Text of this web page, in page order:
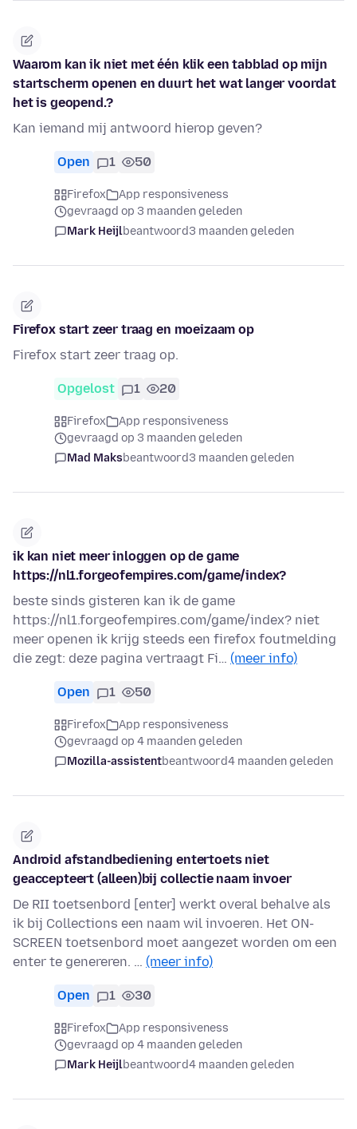
Waarom kan ik niet met één klik een tabblad op mijn
startscherm openen en duurt het wat langer voordat
het is geopend.?
Kan iemand mij antwoord hierop geven?
Open 1 50
Firefox
App responsiveness
gevraagd op 3 maanden geleden
Mark Heijlbeantwoord3 maanden geleden
Firefox start zeer traag en moeizaam op
Firefox start zeer traag op.
Opgelost 1 20
Firefox
App responsiveness
gevraagd op 3 maanden geleden
Mad Maksbeantwoord3 maanden geleden
ik kan niet meer inloggen op de game
https://nl1.forgeofempires.com/game/index?
beste sinds gisteren kan ik de game
https://nl1.forgeofempires.com/game/index? niet
meer openen ik krijg steeds een firefox foutmelding
die zegt: deze pagina vertraagt Fi… (meer info)
Open 1 50
Firefox
App responsiveness
gevraagd op 4 maanden geleden
Mozilla-assistentbeantwoord4 maanden geleden
Android afstandbediening entertoets niet
geaccepteert (alleen)bij collectie naam invoer
De RII toetsenbord [enter] werkt overal behalve als
ik bij Collections een naam wil invoeren. Het ON-
SCREEN toetsenbord moet aangezet worden om een
enter te genereren. … (meer info)
Open 1 30
Firefox
App responsiveness
gevraagd op 4 maanden geleden
Mark Heijlbeantwoord4 maanden geleden